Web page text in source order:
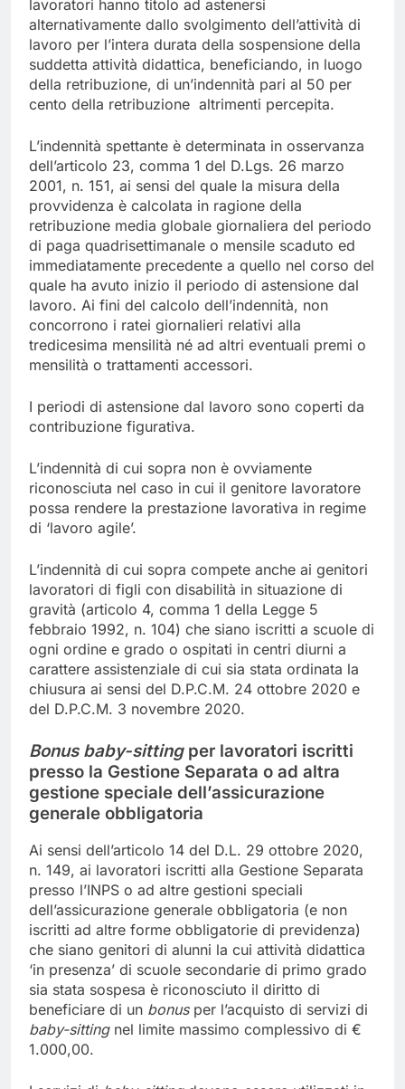
lavoratori hanno titolo ad astenersi
alternativamente dallo svolgimento dell’attività di
lavoro per l’intera durata della sospensione della
suddetta attività didattica, beneficiando, in luogo
della retribuzione, di un’indennità pari al 50 per
cento della retribuzione altrimenti percepita.
L’indennità spettante è determinata in osservanza
dell’articolo 23, comma 1 del D.Lgs. 26 marzo
2001, n. 151, ai sensi del quale la misura della
provvidenza è calcolata in ragione della
retribuzione media globale giornaliera del periodo
di paga quadrisettimanale o mensile scaduto ed
immediatamente precedente a quello nel corso del
quale ha avuto inizio il periodo di astensione dal
lavoro. Ai fini del calcolo dell’indennità, non
concorrono i ratei giornalieri relativi alla
tredicesima mensilità né ad altri eventuali premi o
mensilità o trattamenti accessori.
I periodi di astensione dal lavoro sono coperti da
contribuzione figurativa.
L’indennità di cui sopra non è ovviamente
riconosciuta nel caso in cui il genitore lavoratore
possa rendere la prestazione lavorativa in regime
di ‘lavoro agile’.
L’indennità di cui sopra compete anche ai genitori
lavoratori di figli con disabilità in situazione di
gravità (articolo 4, comma 1 della Legge 5
febbraio 1992, n. 104) che siano iscritti a scuole di
ogni ordine e grado o ospitati in centri diurni a
carattere assistenziale di cui sia stata ordinata la
chiusura ai sensi del D.P.C.M. 24 ottobre 2020 e
del D.P.C.M. 3 novembre 2020.
Bonus baby-sittingper lavoratori iscritti
presso la Gestione Separata o ad altra
gestione speciale dell’assicurazione
generale obbligatoria
Ai sensi dell’articolo 14 del D.L. 29 ottobre 2020,
n. 149, ai lavoratori iscritti alla Gestione Separata
presso l’INPS o ad altre gestioni speciali
dell’assicurazione generale obbligatoria (e non
iscritti ad altre forme obbligatorie di previdenza)
che siano genitori di alunni la cui attività didattica
‘in presenza’ di scuole secondarie di primo grado
sia stata sospesa è riconosciuto il diritto di
beneficiare di un bonusper l’acquisto di servizi di
baby-sittingnel limite massimo complessivo di €
1.000,00.